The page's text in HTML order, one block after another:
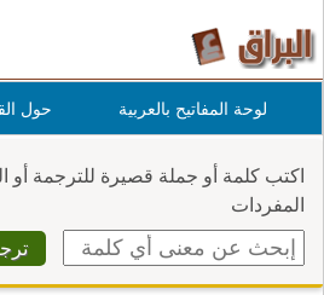
لوحة المفاتيح بالعربية حول
اكتب كلمة أو جملة قصيرة للترجمة
المفردات